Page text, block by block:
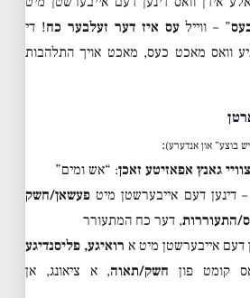
” – וויילעס איז דער זעלבער כח! די
וואס מאכט כעס, מאכט אויך התלהבות
בוצע” און אנדערע):
צוויי גאנץ אפאזיטע זאכן: “אש ומים”
דינען דעם אייבערשטן מיט פעשאן/חשק
התעוררות, דער כח המתעורר
דעם אייבערשטן מיט א רואיגע, פליסנדיגע
קומט פון חשק/תאוה, א ציאונג, אן